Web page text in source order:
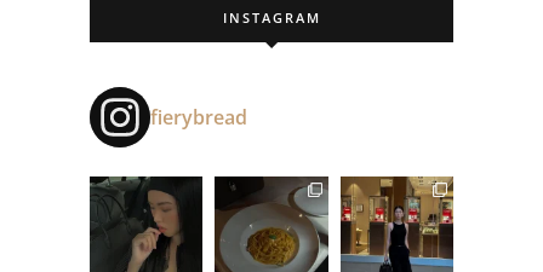
INSTAGRAM
fierybread